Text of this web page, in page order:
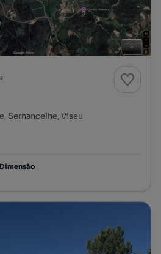
Sernancelhe, Viseu